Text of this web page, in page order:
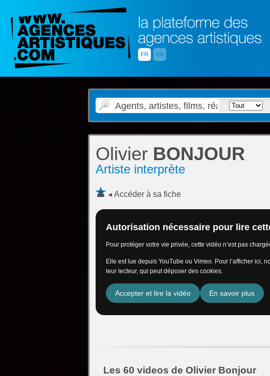
FR EN
Olivier BONJOUR
Artiste interprète
Accéder à sa fiche
Autorisation nécessaire pour lire
Pour protéger votre vie privée, cette vidéo n’est pas
Elle est lue depuis YouTube ou Vimeo. Pour l’afficher ici,
leur lecteur, qui peut déposer des cookies.
Accepter et lire la vidéo En savoir plus
Les 60 videos de Olivier Bonjour